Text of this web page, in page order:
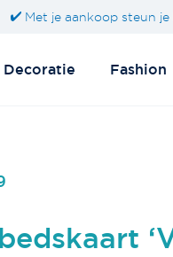
Met je aankoop steun
Decoratie Fashion